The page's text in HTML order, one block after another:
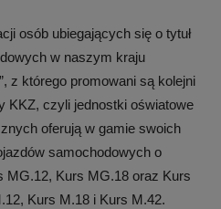
osób ubiegających się o tytuł
w naszym kraju
z którego promowani są kolejni
KKZ, czyli jednostki oświatowe
oferują w gamie swoich
samochodowych o
MG.12, Kurs MG.18 oraz Kurs
Kurs M.18 i Kurs M.42.